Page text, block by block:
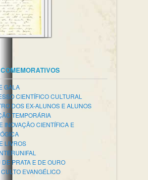
GALA
CIENTÍFICO CULTURAL
DOS EX-ALUNOS E ALUNOS
TEMPORÁRIA
INOVAÇÃO CIENTÍFICA E
LIVROS
PRATA E DE OURO
EVANGÉLICO